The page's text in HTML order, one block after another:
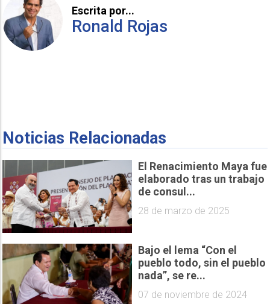
Escrita por...
Ronald Rojas
Noticias Relacionadas
El Renacimiento Maya fue
elaborado tras un trabajo
de consul...
28 de marzo de 2025
Bajo el lema “Con el
pueblo todo, sin el pueblo
nada”, se re...
07 de noviembre de 2024